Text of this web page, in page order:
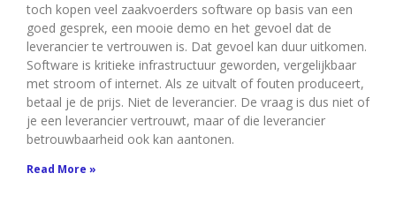
toch kopen veel zaakvoerders software op basis van een
goed gesprek, een mooie demo en het gevoel dat de
leverancier te vertrouwen is. Dat gevoel kan duur uitkomen.
Software is kritieke infrastructuur geworden, vergelijkbaar
met stroom of internet. Als ze uitvalt of fouten produceert,
betaal je de prijs. Niet de leverancier. De vraag is dus niet of
je een leverancier vertrouwt, maar of die leverancier
betrouwbaarheid ook kan aantonen.
Read More »